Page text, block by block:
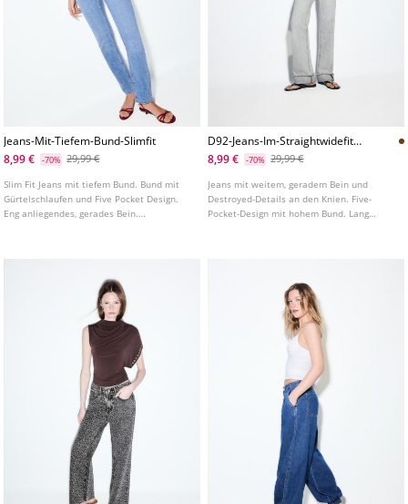
Jeans-Mit-Tiefem-Bund-Slimfit
8,99 €
-70% 29,99 €
Slim Fit Jeans mit tiefem Bund. Bund mit
Gürtelschlaufen und Five Pocket Design.
Eng anliegendes, gerades Bein.
D92-Jeans-Im-Straightwidefit-
Mit-Destroyeddetails-
L04891951
8,99 € -70% 29,99 €
Jeans mit weitem, geradem Bein und
Destroyed-Details an den Knien. Five-
Pocket-Design mit hohem Bund. Lang